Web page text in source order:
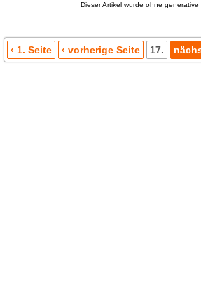
Dieser Artikel wurde ohne generative
‹ 1. Seite ‹ vorherige Seite 17.